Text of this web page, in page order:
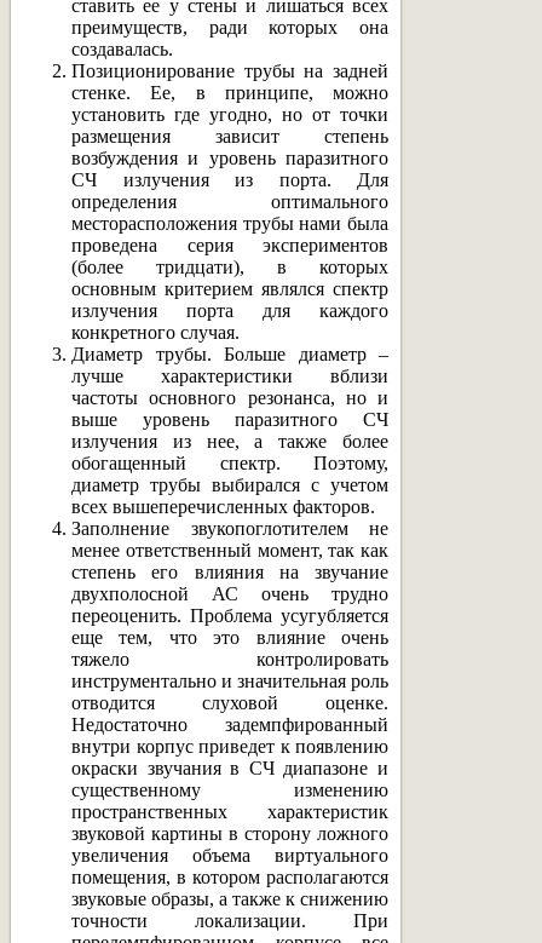
ставить ее у стены и лишаться всех
преимуществ, ради которых она
создавалась.
Позиционирование трубы на задней
стенке. Ее, в принципе, можно
установить где угодно, но от точки
размещения зависит степень
возбуждения и уровень паразитного
СЧ излучения из порта. Для
определения оптимального
месторасположения трубы нами была
проведена серия экспериментов
(более тридцати), в которых
основным критерием являлся спектр
излучения порта для каждого
конкретного случая.
Диаметр трубы. Больше диаметр –
лучше характеристики вблизи
частоты основного резонанса, но и
выше уровень паразитного СЧ
излучения из нее, а также более
обогащенный спектр. Поэтому,
диаметр трубы выбирался с учетом
всех вышеперечисленных факторов.
Заполнение звукопоглотителем не
менее ответственный момент, так как
степень его влияния на звучание
двухполосной АС очень трудно
переоценить. Проблема усугубляется
еще тем, что это влияние очень
тяжело контролировать
инструментально и значительная роль
отводится слуховой оценке.
Недостаточно задемпфированный
внутри корпус приведет к появлению
окраски звучания в СЧ диапазоне и
существенному изменению
пространственных характеристик
звуковой картины в сторону ложного
увеличения объема виртуального
помещения, в котором располагаются
звуковые образы, а также к снижению
точности локализации. При